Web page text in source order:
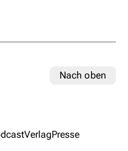
Nach oben
VerlagPresse